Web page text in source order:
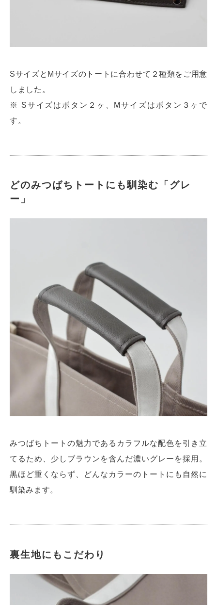
SサイズとMサイズのトートに合わせて２種類をご用意
しました。
※ Sサイズはボタン２ヶ、Mサイズはボタン３ヶで
す。
どのみつばちトートにも馴染む「グレ
ー」
みつばちトートの魅力であるカラフルな配色を引き立
てるため、少しブラウンを含んだ濃いグレーを採用。
黒ほど重くならず、どんなカラーのトートにも自然に
馴染みます。
裏生地にもこだわり